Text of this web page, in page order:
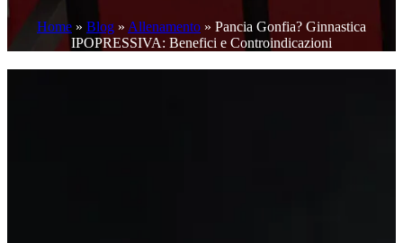
Home » Blog » Allenamento » Pancia Gonfia? Ginnastica
IPOPRESSIVA: Benefici e Controindicazioni